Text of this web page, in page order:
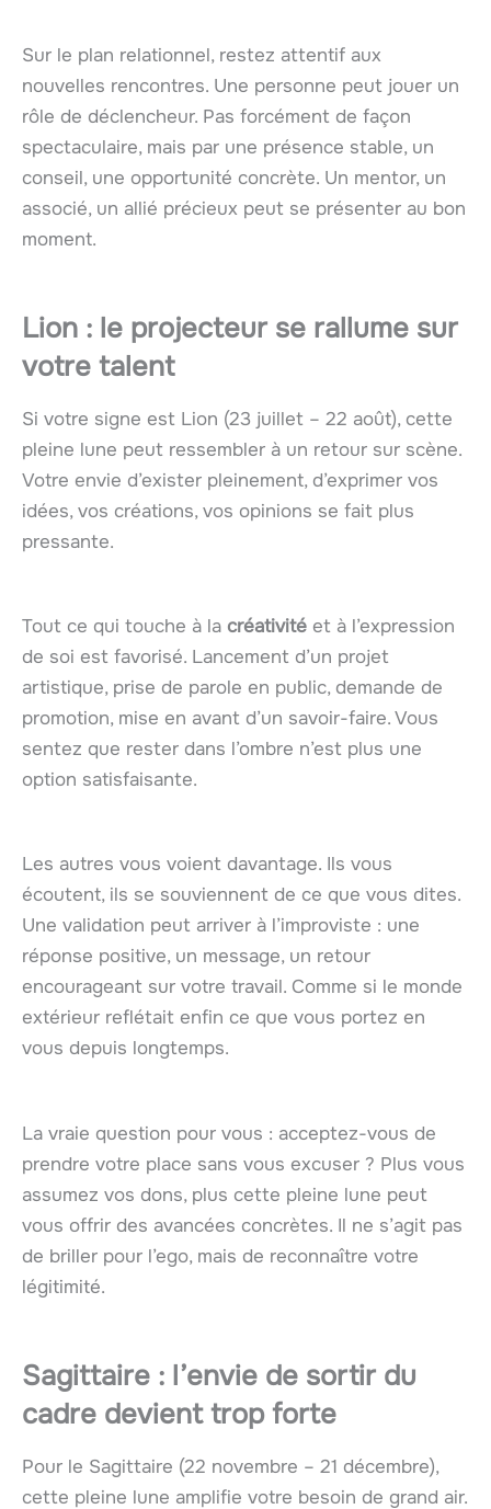
Sur le plan relationnel, restez attentif aux
nouvelles rencontres. Une personne peut jouer un
rôle de déclencheur. Pas forcément de façon
spectaculaire, mais par une présence stable, un
conseil, une opportunité concrète. Un mentor, un
associé, un allié précieux peut se présenter au bon
moment.
Lion : le projecteur se rallume sur
votre talent
Si votre signe est Lion (23 juillet – 22 août), cette
pleine lune peut ressembler à un retour sur scène.
Votre envie d’exister pleinement, d’exprimer vos
idées, vos créations, vos opinions se fait plus
pressante.
Tout ce qui touche à la créativité et à l’expression
de soi est favorisé. Lancement d’un projet
artistique, prise de parole en public, demande de
promotion, mise en avant d’un savoir-faire. Vous
sentez que rester dans l’ombre n’est plus une
option satisfaisante.
Les autres vous voient davantage. Ils vous
écoutent, ils se souviennent de ce que vous dites.
Une validation peut arriver à l’improviste : une
réponse positive, un message, un retour
encourageant sur votre travail. Comme si le monde
extérieur reflétait enfin ce que vous portez en
vous depuis longtemps.
La vraie question pour vous : acceptez-vous de
prendre votre place sans vous excuser ? Plus vous
assumez vos dons, plus cette pleine lune peut
vous offrir des avancées concrètes. Il ne s’agit pas
de briller pour l’ego, mais de reconnaître votre
légitimité.
Sagittaire : l’envie de sortir du
cadre devient trop forte
Pour le Sagittaire (22 novembre – 21 décembre),
cette pleine lune amplifie votre besoin de grand air.